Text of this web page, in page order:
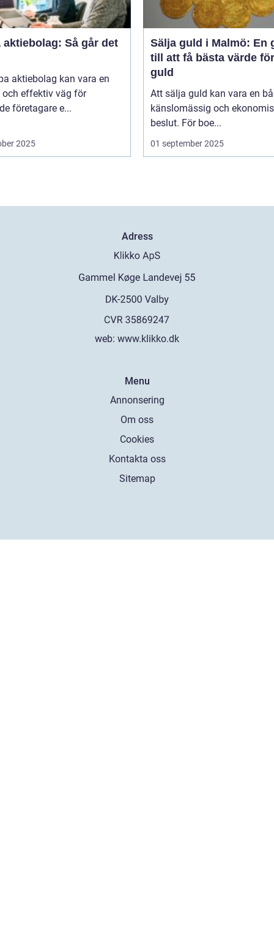
aktiebolag: Så går det
aktiebolag kan vara en
och effektiv väg för
företagare e...
2025
Sälja guld i Malmö: En
till att få bästa värde
guld
Att sälja guld kan vara en
känslomässig och
beslut. För boe...
01 september 2025
Adress
web: www.klikko.dk
Menu
Annonsering
Om oss
Cookies
Kontakta oss
Sitemap